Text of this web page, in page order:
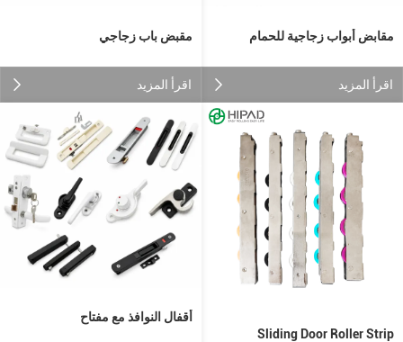
مقابض أبواب زجاجية للحمام
اقرأ المزيد
مقبض باب زجاجي
اقرأ المزيد
Sliding Door Roller Strip
أقفال النوافذ مع مفتاح